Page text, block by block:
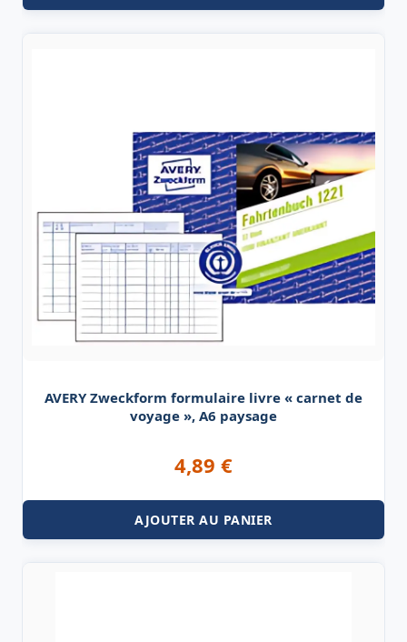
AVERY Zweckform formulaire livre « carnet de
voyage », A6 paysage
4,89 €
AJOUTER AU PANIER